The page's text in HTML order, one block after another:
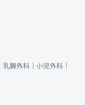
乳腺外科｜ 小児外科｜